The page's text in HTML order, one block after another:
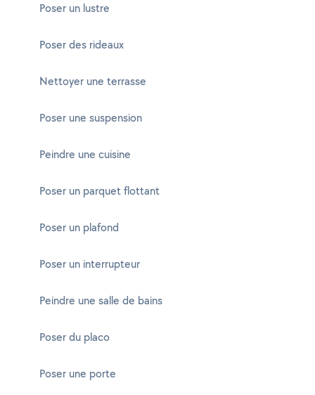
Poser un lustre
Poser des rideaux
Nettoyer une terrasse
Poser une suspension
Peindre une cuisine
Poser un parquet flottant
Poser un plafond
Poser un interrupteur
Peindre une salle de bains
Poser du placo
Poser une porte